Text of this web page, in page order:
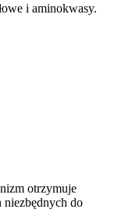
i aminokwasy.
otrzymuje
niezbędnych do